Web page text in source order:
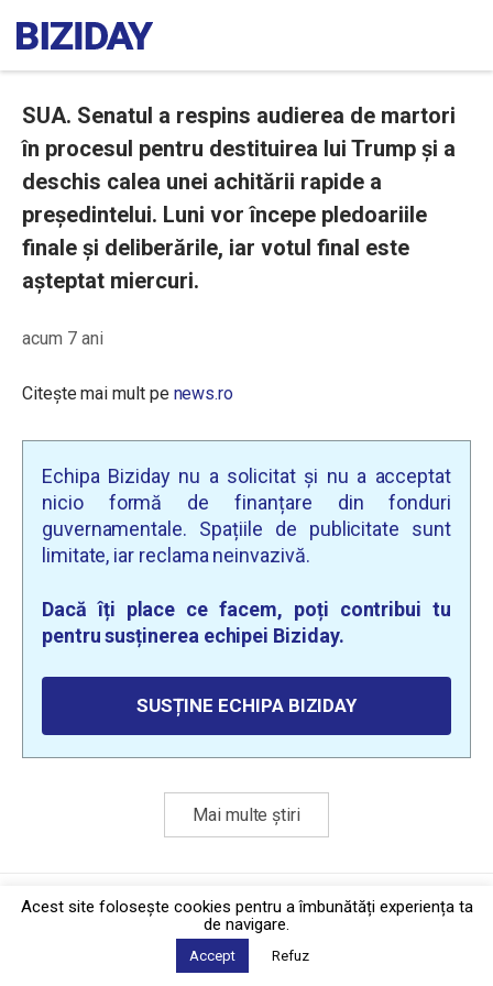
SUA. Senatul a respins audierea de martori
în procesul pentru destituirea lui Trump și a
deschis calea unei achitării rapide a
președintelui. Luni vor începe pledoariile
finale și deliberările, iar votul final este
așteptat miercuri.
acum 7 ani
Citește mai mult pe news.ro
Echipa Biziday nu a solicitat și nu a acceptat
nicio formă de finanțare din fonduri
guvernamentale. Spațiile de publicitate sunt
limitate, iar reclama neinvazivă.
Dacă îți place ce facem, poți contribui tu
pentru susținerea echipei Biziday.
SUSȚINE ECHIPA BIZIDAY
Mai multe știri
Politica de confidențialitate·Contact
2026 © Biziday
Acest site foloseşte cookies pentru a îmbunătăți experiența ta
de navigare.
Accept Refuz